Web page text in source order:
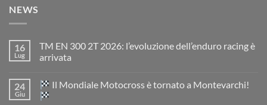
NEWS
16
Lug
TM EN 300 2T 2026: l’evoluzione dell’enduro racing è
arrivata
su
TM
EN
24
Giu
Il Mondiale Motocross è tornato a Montevarchi!